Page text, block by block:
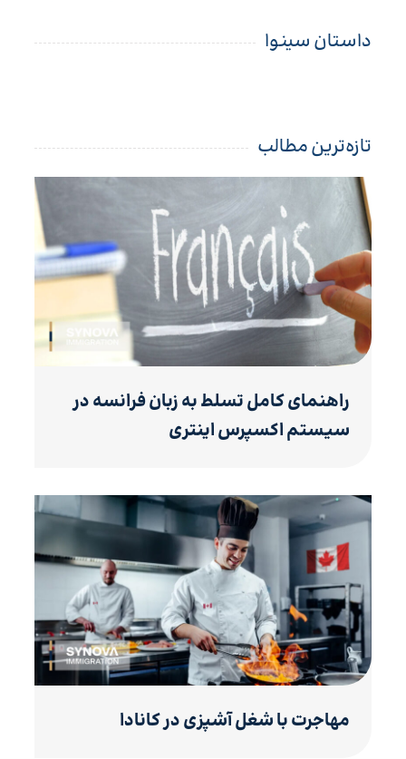
داستان سینوا
تازه‌ترین مطالب
راهنمای کامل تسلط به زبان فرانسه در
سیستم اکسپرس اینتری
مهاجرت با شغل آشپزی در کانادا